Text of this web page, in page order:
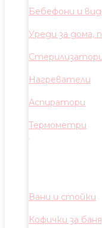
Бебефони и
Уреди за дома,
Нагреватели
Аспиратори
Термометри
Вани и стойки
Кофички за